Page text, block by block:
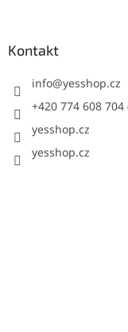
Kontakt
info@yesshop.cz
+420 774 608 704
yesshop.cz
yesshop.cz